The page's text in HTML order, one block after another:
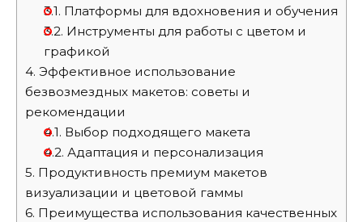
3.1. Платформы для вдохновения и обучения
3.2. Инструменты для работы с цветом и
графикой
4. Эффективное использование
безвозмездных макетов: советы и
рекомендации
4.1. Выбор подходящего макета
4.2. Адаптация и персонализация
5. Продуктивность премиум макетов
визуализации и цветовой гаммы
6. Преимущества использования качественных